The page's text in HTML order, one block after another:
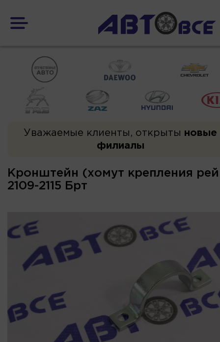
Уважаемые клиенты, открыты новые
филиалы
Кронштейн (хомут крепления
2109-2115 Брт